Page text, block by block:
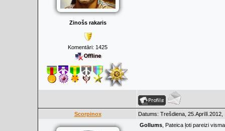
Zinošs rakaris
Komentāri: 1425
Scorpinox Datums: Trešdiena,
Gollums , Pateica ļoti pareizi